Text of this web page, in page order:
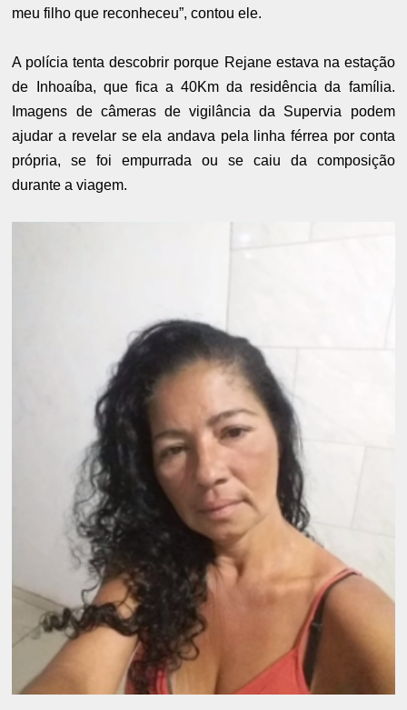
meu filho que reconheceu”, contou ele.
A polícia tenta descobrir porque Rejane estava na estação
de Inhoaíba, que fica a 40Km da residência da família.
Imagens de câmeras de vigilância da Supervia podem
ajudar a revelar se ela andava pela linha férrea por conta
própria, se foi empurrada ou se caiu da composição
durante a viagem.